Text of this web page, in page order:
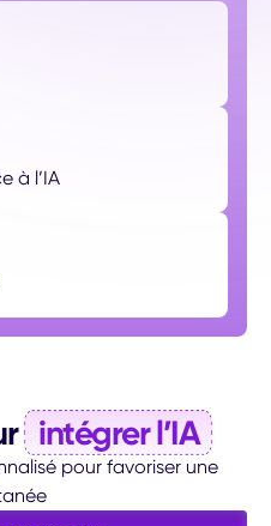
à l’IA
intégrer l’IA
pour favoriser une